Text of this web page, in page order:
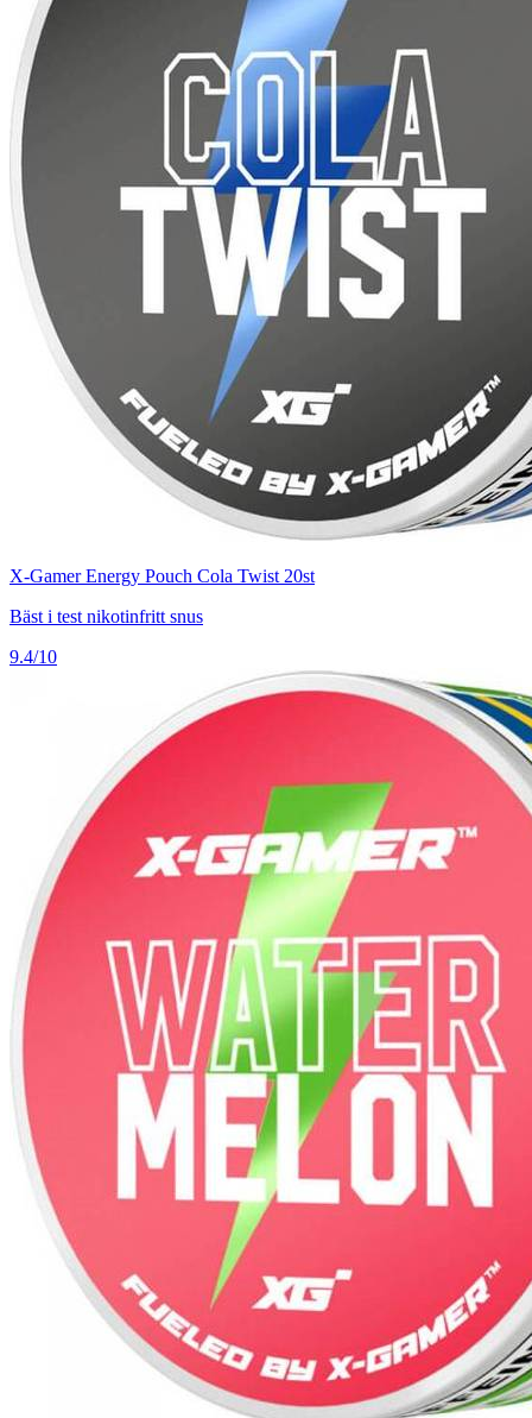
X-Gamer Energy Pouch Cola Twist 20st
Bäst i test nikotinfritt snus
9.4/10